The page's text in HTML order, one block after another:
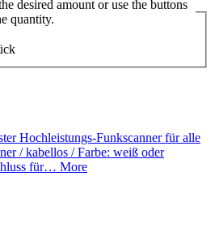
desired amount or use the buttons
quantity.
Hochleistungs-Funkscanner für alle
/ kabellos / Farbe: weiß oder
für… More